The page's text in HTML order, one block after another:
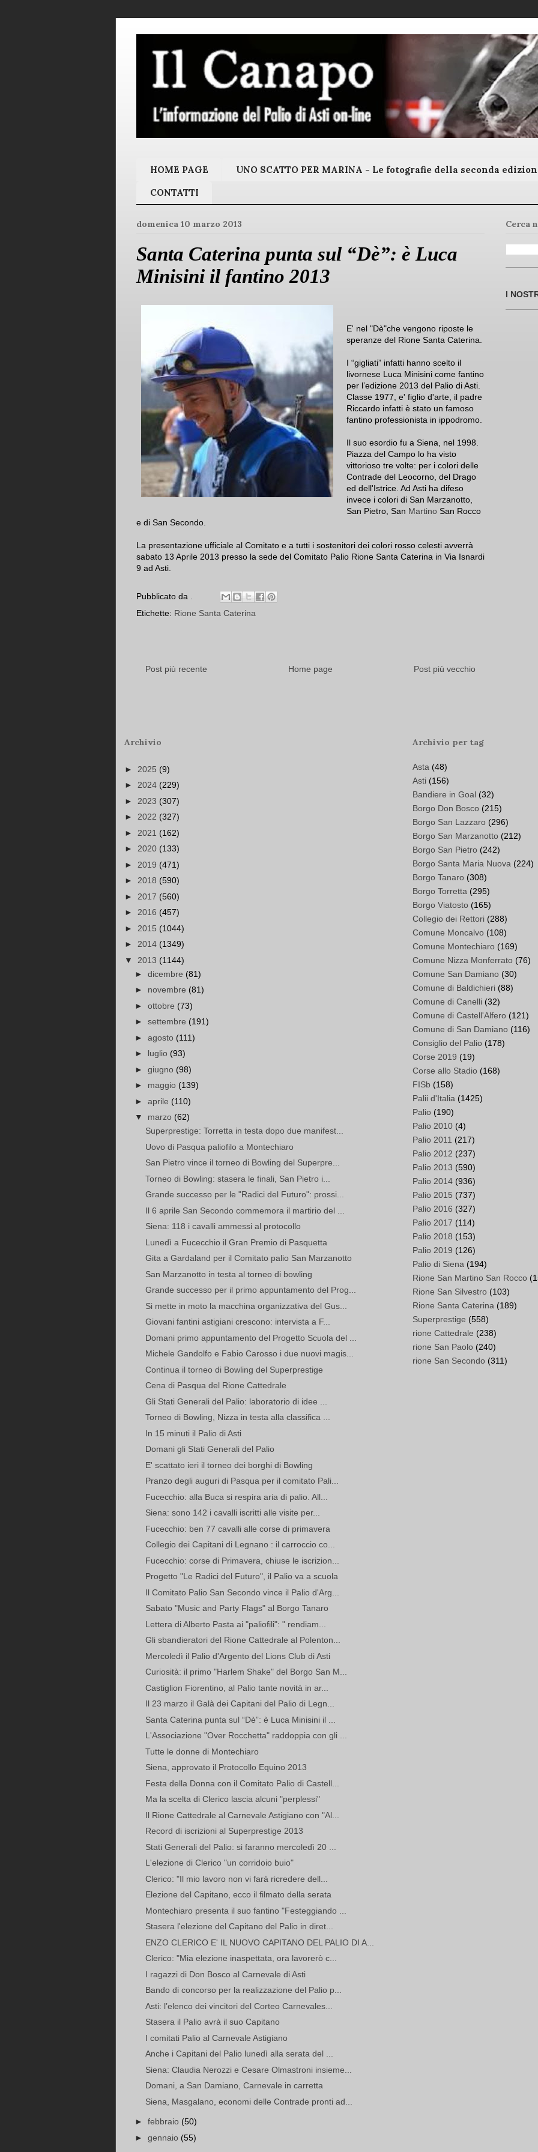
HOME PAGE UNO SCATTO PER MARINA - Le fotografie della seconda
CONTATTI
domenica 10 marzo 2013
Santa Caterina punta sul “Dè”: è Luca
Minisini il fantino 2013
E' nel "Dè"che vengono riposte le
speranze del Rione Santa Caterina.
I “gigliati” infatti hanno scelto il
livornese Luca Minisini come fantino
per l’edizione 2013 del Palio di Asti.
Classe 1977, e' figlio d'arte, il padre
Riccardo infatti è stato un famoso
fantino professionista in ippodromo.
Il suo esordio fu a Siena, nel 1998.
Piazza del Campo lo ha visto
vittorioso tre volte: per i colori delle
Contrade del Leocorno, del Drago
ed dell'Istrice. Ad Asti ha difeso
invece i colori di San Marzanotto,
San Pietro, San Martino San Rocco
e di San Secondo.
La presentazione ufficiale al Comitato e a tutti i sostenitori dei colori rosso celesti avverrà
sabato 13 Aprile 2013 presso la sede del Comitato Palio Rione Santa Caterina in Via Isnardi
9 ad Asti.
Pubblicato da
Etichette: Rione Santa Caterina
Post più recente Post più vecchio
Home page
Cerca
I
Archivio
► 2025 (9)
► 2024 (229)
► 2023 (307)
► 2022 (327)
► 2021 (162)
► 2020 (133)
► 2019 (471)
► 2018 (590)
► 2017 (560)
► 2016 (457)
► 2015 (1044)
► 2014 (1349)
▼ 2013 (1144)
► dicembre (81)
► novembre (81)
► ottobre (73)
► settembre (191)
► agosto (111)
► luglio (93)
► giugno (98)
► maggio (139)
► aprile (110)
▼ marzo (62)
Superprestige: Torretta in testa dopo due manifest...
Uovo di Pasqua paliofilo a Montechiaro
San Pietro vince il torneo di Bowling del Superpre...
Torneo di Bowling: stasera le finali, San Pietro i...
Grande successo per le "Radici del Futuro": prossi...
Il 6 aprile San Secondo commemora il martirio del ...
Siena: 118 i cavalli ammessi al protocollo
Lunedì a Fucecchio il Gran Premio di Pasquetta
Gita a Gardaland per il Comitato palio San Marzanotto
San Marzanotto in testa al torneo di bowling
Grande successo per il primo appuntamento del Prog...
Si mette in moto la macchina organizzativa del Gus...
Giovani fantini astigiani crescono: intervista a F...
Domani primo appuntamento del Progetto Scuola del ...
Michele Gandolfo e Fabio Carosso i due nuovi magis...
Continua il torneo di Bowling del Superprestige
Cena di Pasqua del Rione Cattedrale
Gli Stati Generali del Palio: laboratorio di idee ...
Torneo di Bowling, Nizza in testa alla classifica ...
In 15 minuti il Palio di Asti
Domani gli Stati Generali del Palio
E' scattato ieri il torneo dei borghi di Bowling
Pranzo degli auguri di Pasqua per il comitato Pali...
Fucecchio: alla Buca si respira aria di palio. All...
Siena: sono 142 i cavalli iscritti alle visite per...
Fucecchio: ben 77 cavalli alle corse di primavera
Collegio dei Capitani di Legnano : il carroccio co...
Fucecchio: corse di Primavera, chiuse le iscrizion...
Progetto "Le Radici del Futuro", il Palio va a scuola
Il Comitato Palio San Secondo vince il Palio d'Arg...
Sabato "Music and Party Flags" al Borgo Tanaro
Lettera di Alberto Pasta ai "paliofili": " rendiam...
Gli sbandieratori del Rione Cattedrale al Polenton...
Mercoledì il Palio d'Argento del Lions Club di Asti
Curiosità: il primo "Harlem Shake" del Borgo San M...
Castiglion Fiorentino, al Palio tante novità in ar...
Il 23 marzo il Galà dei Capitani del Palio di Legn...
Santa Caterina punta sul “Dè”: è Luca Minisini il ...
L'Associazione "Over Rocchetta" raddoppia con gli ...
Tutte le donne di Montechiaro
Siena, approvato il Protocollo Equino 2013
Festa della Donna con il Comitato Palio di Castell...
Ma la scelta di Clerico lascia alcuni "perplessi"
Il Rione Cattedrale al Carnevale Astigiano con "Al...
Record di iscrizioni al Superprestige 2013
Stati Generali del Palio: si faranno mercoledì 20 ...
L'elezione di Clerico "un corridoio buio"
Clerico: "Il mio lavoro non vi farà ricredere dell...
Elezione del Capitano, ecco il filmato della serata
Montechiaro presenta il suo fantino "Festeggiando ...
Stasera l'elezione del Capitano del Palio in diret...
ENZO CLERICO E' IL NUOVO CAPITANO DEL PALIO DI A...
Clerico: "Mia elezione inaspettata, ora lavorerò c...
I ragazzi di Don Bosco al Carnevale di Asti
Bando di concorso per la realizzazione del Palio p...
Asti: l’elenco dei vincitori del Corteo Carnevales...
Stasera il Palio avrà il suo Capitano
I comitati Palio al Carnevale Astigiano
Anche i Capitani del Palio lunedì alla serata del ...
Siena: Claudia Nerozzi e Cesare Olmastroni insieme...
Domani, a San Damiano, Carnevale in carretta
Siena, Masgalano, economi delle Contrade pronti ad...
► febbraio (50)
► gennaio (55)
Archivio per tag
Asta (48)
Asti (156)
Bandiere in Goal (32)
Borgo Don Bosco (215)
Borgo San Lazzaro (296)
Borgo San Marzanotto (212)
Borgo San Pietro (242)
Borgo Santa Maria Nuova (224)
Borgo Tanaro (308)
Borgo Torretta (295)
Borgo Viatosto (165)
Collegio dei Rettori (288)
Comune Moncalvo (108)
Comune Montechiaro (169)
Comune Nizza Monferrato (76)
Comune San Damiano (30)
Comune di Baldichieri (88)
Comune di Canelli (32)
Comune di Castell'Alfero (121)
Comune di San Damiano (116)
Consiglio del Palio (178)
Corse 2019 (19)
Corse allo Stadio (168)
FISb (158)
Palii d'Italia (1425)
Palio (190)
Palio 2010 (4)
Palio 2011 (217)
Palio 2012 (237)
Palio 2013 (590)
Palio 2014 (936)
Palio 2015 (737)
Palio 2016 (327)
Palio 2017 (114)
Palio 2018 (153)
Palio 2019 (126)
Palio di Siena (194)
Rione San Martino San Rocco
Rione San Silvestro (103)
Rione Santa Caterina (189)
Superprestige (558)
rione Cattedrale (238)
rione San Paolo (240)
rione San Secondo (311)